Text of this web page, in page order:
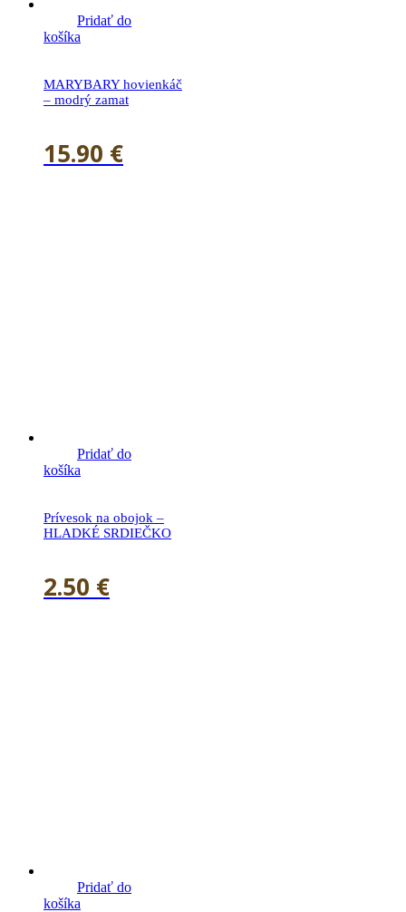
Pridať do
košíka
MARYBARY hovienkáč
– modrý zamat
15.90 €
Pridať do
košíka
Prívesok na obojok –
HLADKÉ SRDIEČKO
2.50 €
Pridať do
košíka